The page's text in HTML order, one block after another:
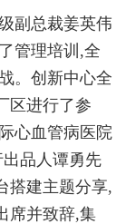
副总裁姜英伟
管理培训,全
。创新中心全
区进行了参
心血管病医院
品人谭勇先
搭建主题分享,
席并致辞,集